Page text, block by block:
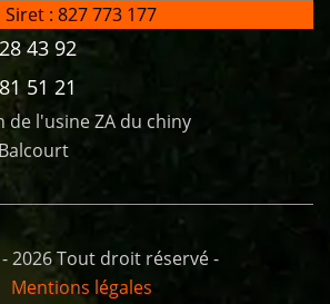
Siret : 827 773 177
43 92
51 21
de l'usine ZA du chiny
2026 Tout droit réservé -
Mentions légales